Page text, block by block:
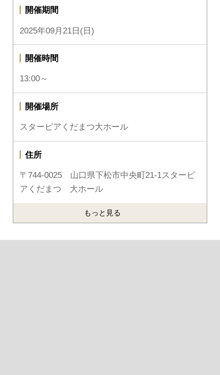
開催期間
2025年09月21日(日)
開催時間
13:00～
開催場所
スターピアくだまつ大ホール
住所
〒744-0025 山口県下松市中央町21-1スターピ
アくだまつ 大ホール
もっと見る